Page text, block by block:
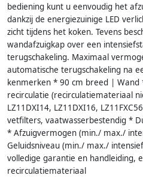
bediening kunt u eenvoudig het
dankzij de energiezuinige LED
zicht tijdens het koken. Tevens
wandafzuigkap over een
terugschakeling. Maximaal
automatische terugschakeling na
kenmerken * 90 cm breed | Wand
recirculatie (recirculatiemateriaal
LZ11DXI14, LZ11DXI16,
vetfilters, vaatwasserbestendig *
* Afzuigvermogen (min./ max./
Geluidsniveau (min./ max./
volledige garantie en handleiding,
recirculatiemateriaal